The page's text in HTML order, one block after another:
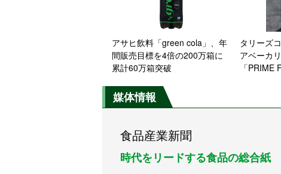
アサヒ飲料「green cola」、年
間販売目標を4倍の200万箱に
累計60万箱突破
タリーズ
アベーカ
「
媒体情報
食品産業新聞
時代をリードする食品の総合紙